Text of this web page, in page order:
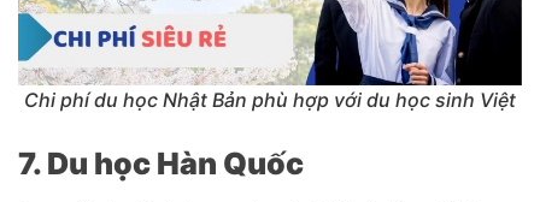
Chi phí du học Nhật Bản phù hợp với du học sinh Việt
7. Du học Hàn Quốc